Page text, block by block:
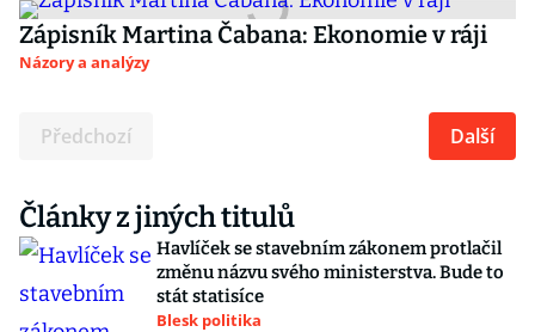
Zápisník Martina Čabana: Ekonomie v ráji
Názory a analýzy
Předchozí Další
Články z jiných titulů
Havlíček se stavebním zákonem protlačil
změnu názvu svého ministerstva. Bude to
stát statisíce
Blesk politika